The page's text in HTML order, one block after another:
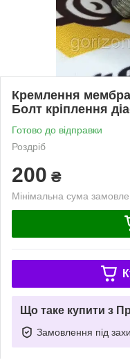
Кремлення
Болт кріплення
Готово до відправки
Роздріб
200 ₴
Мінімальна сума
Що таке купити з
Замовлення під